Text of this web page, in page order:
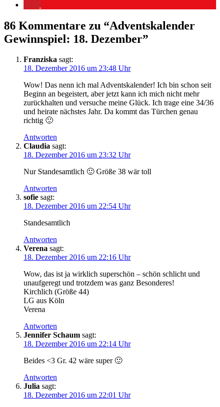
86 Kommentare zu “Adventskalender
Gewinnspiel: 18. Dezember”
Franziska sagt:
18. Dezember 2016 um 23:48 Uhr
Wow! Das nenn ich mal Adventskalender! Ich bin schon seit
Beginn an begeistert, aber jetzt kann ich mich nicht mehr
zurückhalten und versuche meine Glück. Ich trage eine 34/36
und heirate nächstes Jahr. Da kommt das Türchen genau
richtig 🙂
Antworten
Claudia sagt:
18. Dezember 2016 um 23:32 Uhr
Nur Standesamtlich 🙂 Größe 38 wär toll
Antworten
sofie sagt:
18. Dezember 2016 um 22:54 Uhr
Standesamtlich
Antworten
Verena sagt:
18. Dezember 2016 um 22:16 Uhr
Wow, das ist ja wirklich superschön – schön schlicht und
unaufgeregt und trotzdem was ganz Besonderes!
Kirchlich (Größe 44)
LG aus Köln
Verena
Antworten
Jennifer Schaum sagt:
18. Dezember 2016 um 22:14 Uhr
Beides <3 Gr. 42 wäre super 🙂
Antworten
Julia sagt:
18. Dezember 2016 um 22:01 Uhr